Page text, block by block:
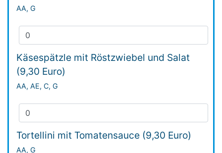
AA, G
Käsespätzle mit Röstzwiebel und Salat
(9,30 Euro)
AA, AE, C, G
Tortellini mit Tomatensauce (9,30 Euro)
AA, G